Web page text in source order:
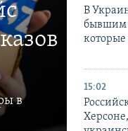
в
В
бывшим
15:02